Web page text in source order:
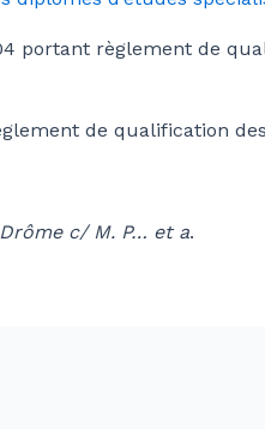
portant règlement de
de qualification
c/ M. P… et a.